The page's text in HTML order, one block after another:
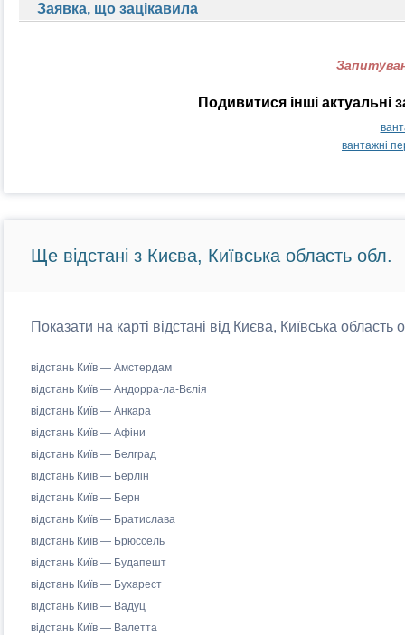
Заявка, що зацікавила
Подивитися інші
вантажні
Ще відстані з Києва, Київська область обл.
Показати на карті відстані від Києва, Київська
відстань Київ — Амстердам
відстань Київ — Андорра-ла-Вєлія
відстань Київ — Анкара
відстань Київ — Афіни
відстань Київ — Белград
відстань Київ — Берлін
відстань Київ — Берн
відстань Київ — Братислава
відстань Київ — Брюссель
відстань Київ — Будапешт
відстань Київ — Бухарест
відстань Київ — Вадуц
відстань Київ — Валетта